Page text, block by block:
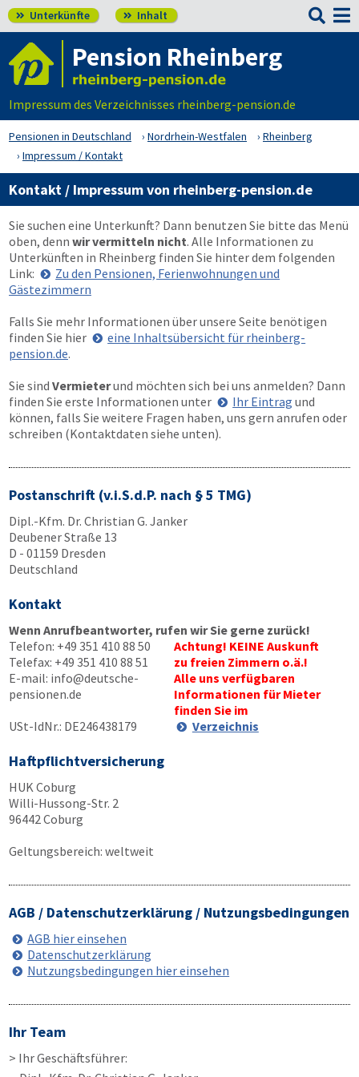
 Unterkünfte  Inhalt 
Pension Rheinberg
Impressum des Verzeichnisses rheinberg-pension.de
Pensionen in Deutschland Nordrhein-Westfalen
Rheinberg
Impressum / Kontakt
Kontakt / Impressum von rheinberg-pension.de
Sie suchen eine Unterkunft? Dann benutzen Sie bitte das Menü
oben, denn wir vermitteln nicht. Alle Informationen zu
Unterkünften in Rheinberg finden Sie hinter dem folgenden
Link:
Zu den Pensionen, Ferienwohnungen und
Gästezimmern
Falls Sie mehr Informationen über unsere Seite benötigen
finden Sie hier
eine Inhaltsübersicht für rheinberg-
pension.de.
Sie sind Vermieterund möchten sich bei uns anmelden? Dann
finden Sie erste Informationen unter
Ihr Eintrag und
können, falls Sie weitere Fragen haben, uns gern anrufen oder
schreiben (Kontaktdaten siehe unten).
Postanschrift (v.i.S.d.P. nach § 5 TMG)
Dipl.-Kfm. Dr. Christian G. Janker
Deubener Straße 13
D - 01159 Dresden
Deutschland
Kontakt
Wenn Anrufbeantworter, rufen wir Sie gerne zurück!
Telefon: +49 351 410 88 50
Telefax: +49 351 410 88 51
E-mail: info@deutsche-
pensionen.de
USt-IdNr.: DE246438179
Achtung! KEINE Auskunft
zu freien Zimmern o.ä.!
Alle uns verfügbaren
Informationen für Mieter
finden Sie im
Verzeichnis
Haftpflichtversicherung
HUK Coburg
Willi-Hussong-Str. 2
96442 Coburg
Geltungsbereich: weltweit
AGB / Datenschutzerklärung / Nutzungsbedingungen
AGB hier einsehen
Datenschutzerklärung
Nutzungsbedingungen hier einsehen
Ihr Team
> Ihr Geschäftsführer: